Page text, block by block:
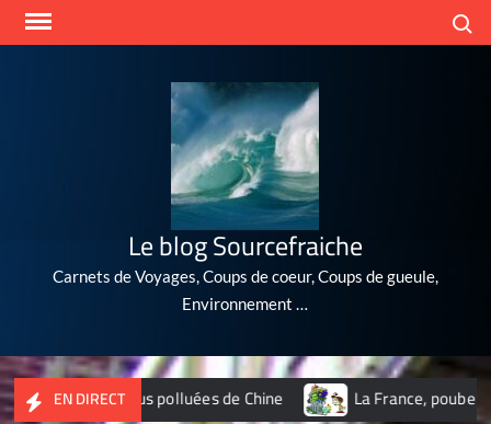
Skip
Le blog Sourcefraiche
Carnets de Voyages, Coups de coeur, Coups de gueule,
Environnement …
EN DIRECT
10 villes les plus polluées de Chine La France, poubelle